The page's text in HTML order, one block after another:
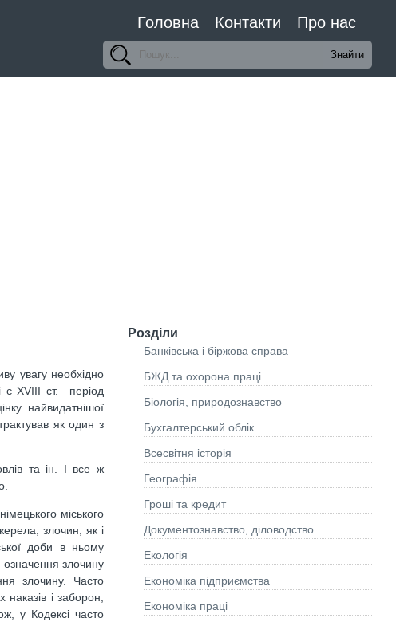
Головна Контакти Про нас
увагу необхідно
є XVIII ст.– період
найвидатнішої
як один з
та ін. І все ж
міського
злочин, як і
доби в ньому
злочину
злочину. Часто
і заборон,
у Кодексі часто
Розділи
Банківська і біржова справа
БЖД та охорона праці
Біологія, природознавство
Бухгалтерський облік
Всесвітня історія
Географія
Гроші та кредит
Документознавство, діловодство
Екологія
Економіка підприємства
Економіка праці